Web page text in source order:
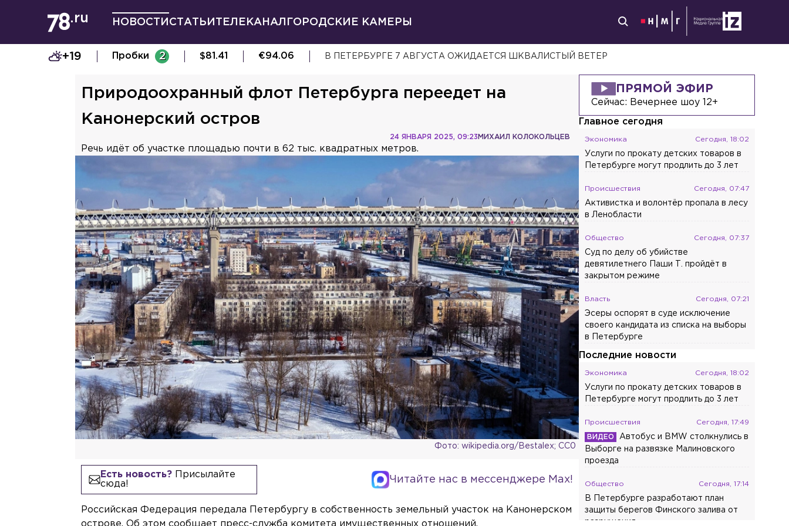
НОВОСТИ СТАТЬИ ТЕЛЕКАНАЛ ГОРОДСКИЕ КАМЕРЫ
+19 Пробки 2 $81.41 €94.06 В ПЕТЕРБУРГЕ 7 АВГУСТА ОЖИДАЕТСЯ ШКВАЛИСТЫЙ ВЕТЕР
Природоохранный флот Петербурга переедет на
Канонерский остров
МИХАИЛ КОЛОКОЛЬЦЕВ
24 ЯНВАРЯ 2025, 09:23
Речь идёт об участке площадью почти в 62 тыс. квадратных метров.
Фото: wikipedia.org/Bestalex; CC0
Есть новость?Присылайте
сюда!
Читайте нас в мессенджере Max!
Российская Федерация передала Петербургу в собственность земельный участок на Канонерском
острове. Об этом сообщает пресс-служба комитета имущественных отношений.
ПРЯМОЙ ЭФИР
Сейчас: Вечернее шоу 12+
Главное сегодня
Экономика Сегодня, 18:02
Услуги по прокату детских товаров в
Петербурге могут продлить до 3 лет
Происшествия Сегодня, 07:47
Активистка и волонтёр пропала в лесу
в Ленобласти
Общество Сегодня, 07:37
Суд по делу об убийстве
девятилетнего Паши Т. пройдёт в
закрытом режиме
Власть Сегодня, 07:21
Эсеры оспорят в суде исключение
своего кандидата из списка на выборы
в Петербурге
Последние новости
Экономика Сегодня, 18:02
Услуги по прокату детских товаров в
Петербурге могут продлить до 3 лет
Происшествия Сегодня, 17:49
Автобус и BMW столкнулись в
Выборге на развязке Малиновского
проезда
Общество Сегодня, 17:14
В Петербурге разработают план
защиты берегов Финского залива от
разрушения